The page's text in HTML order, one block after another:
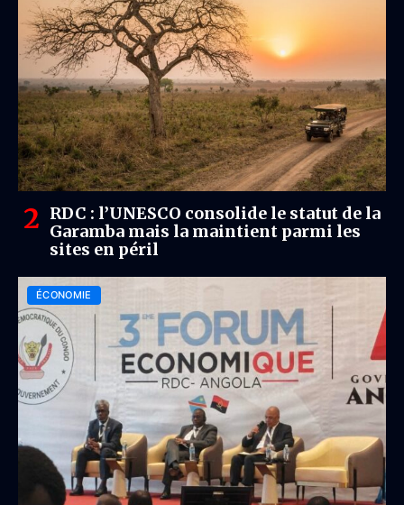
RDC : l’UNESCO consolide le statut de la
Garamba mais la maintient parmi les
sites en péril
ÉCONOMIE